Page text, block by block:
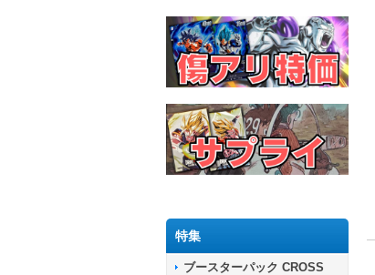
特集
ブースターパック CROSS